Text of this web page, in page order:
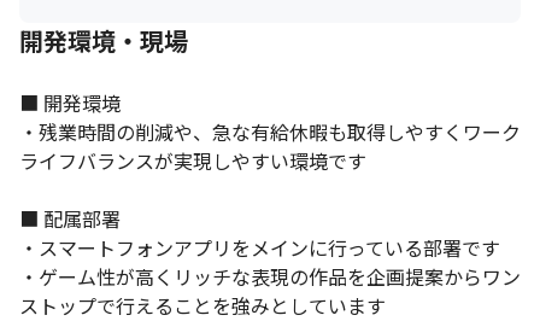
開発環境・現場
■ 開発環境
・残業時間の削減や、急な有給休暇も取得しやすくワーク
ライフバランスが実現しやすい環境です
■ 配属部署
・スマートフォンアプリをメインに行っている部署です
・ゲーム性が高くリッチな表現の作品を企画提案からワン
ストップで行えることを強みとしています